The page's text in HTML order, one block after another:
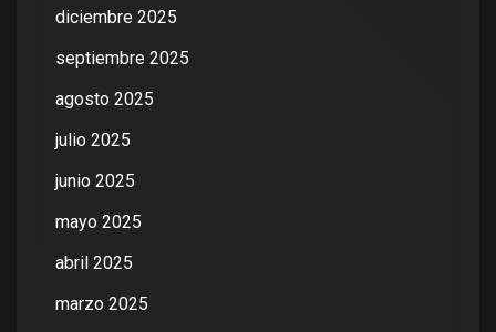
diciembre 2025
septiembre 2025
agosto 2025
julio 2025
junio 2025
mayo 2025
abril 2025
marzo 2025